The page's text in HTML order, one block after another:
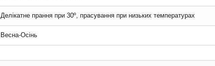
Делікатне прання при 30º, прасування при низьких температурах
Весна-Осінь